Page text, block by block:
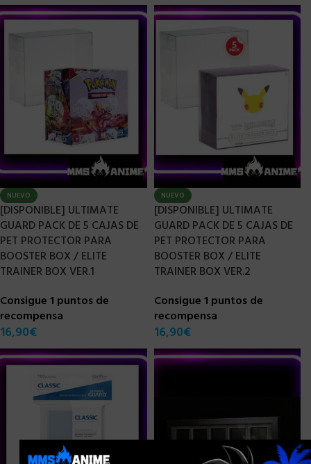
NUEVO
[DISPONIBLE] ULTIMATE
GUARD PACK DE 5 CAJAS DE
PET PROTECTOR PARA
BOOSTER BOX / ELITE
TRAINER BOX VER.1
Consigue 1 puntos de
recompensa
16,90€
NUEVO
[DISPONIBLE] ULTIMATE
GUARD PACK DE 5 CAJAS DE
PET PROTECTOR PARA
BOOSTER BOX / ELITE
TRAINER BOX VER.2
Consigue 1 puntos de
recompensa
16,90€
×